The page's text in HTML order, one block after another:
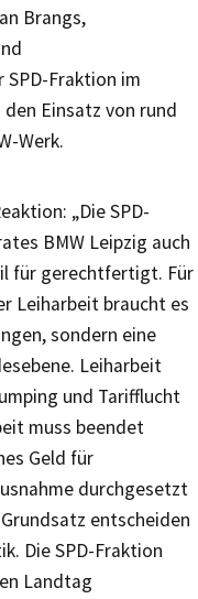
Brangs,
Fraktion im
Einsatz von rund
Werk.
„Die SPD-
BMW Leipzig auch
für gerechtfertigt. Für
Leiharbeit braucht es
sondern eine
Leiharbeit
und Tarifflucht
muss beendet
Geld für
durchgesetzt
entscheiden
Die SPD-Fraktion
Landtag